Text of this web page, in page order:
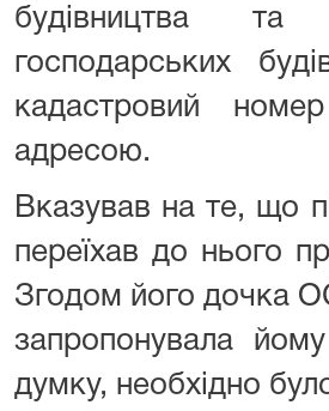
будівництва та
господарських
кадастровий
адресою.
Вказував на те, що
переїхав до нього
Згодом його дочка
запропонувала
думку, необхідно